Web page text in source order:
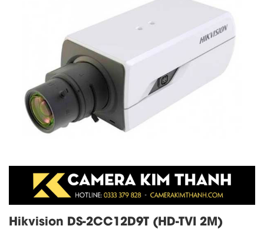
Hikvision DS-2CC12D9T (HD-TVI 2M)